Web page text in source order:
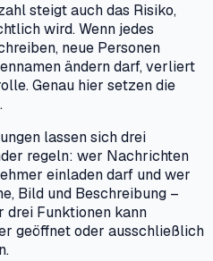
steigt auch das Risiko,
wird. Wenn jedes
neue Personen
ändern darf, verliert
Genau hier setzen die
lassen sich drei
regeln: wer Nachrichten
einladen darf und wer
Bild und Beschreibung –
drei Funktionen kann
geöffnet oder ausschließlich